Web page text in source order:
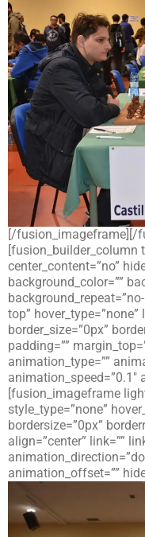
[/fusion_imageframe][/
[fusion_builder_column
center_content=”no”
background_color=””
top” hover_type=”none”
border_size=”0px”
padding=””
animation_type=””
animation_speed=”0.1″
[fusion_imageframe
style_type=”none”
bordersize=”0px”
align=”center” link=””
animation_offset=””